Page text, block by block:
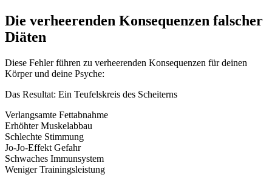
Die verheerenden Konsequenzen falscher
Diäten
Diese Fehler führen zu verheerenden Konsequenzen für deinen
Körper und deine Psyche:
Das Resultat: Ein Teufelskreis des Scheiterns
Verlangsamte Fettabnahme
Erhöhter Muskelabbau
Schlechte Stimmung
Jo-Jo-Effekt Gefahr
Schwaches Immunsystem
Weniger Trainingsleistung